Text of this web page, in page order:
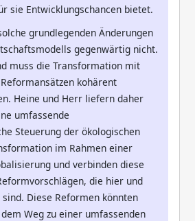
sie Entwicklungschancen bietet.
grundlegenden Änderungen
gegenwärtig nicht.
muss die Transformation mit
kohärent
Heine und Herr liefern daher
umfassende
Steuerung der ökologischen
im Rahmen einer
und verbinden diese
die hier und
Diese Reformen könnten
Weg zu einer umfassenden